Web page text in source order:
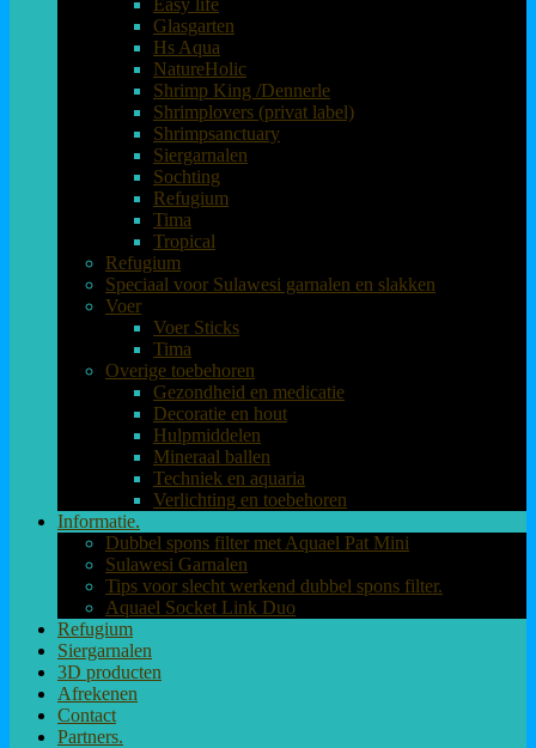
Easy life
Glasgarten
Hs Aqua
NatureHolic
Shrimp King /Dennerle
Shrimplovers (privat label)
Shrimpsanctuary
Siergarnalen
Sochting
Refugium
Tima
Tropical
Refugium
Speciaal voor Sulawesi garnalen en slakken
Voer
Voer Sticks
Tima
Overige toebehoren
Gezondheid en medicatie
Decoratie en hout
Hulpmiddelen
Mineraal ballen
Techniek en aquaria
Verlichting en toebehoren
Informatie.
Dubbel spons filter met Aquael Pat Mini
Sulawesi Garnalen
Tips voor slecht werkend dubbel spons filter.
Aquael Socket Link Duo
Refugium
Siergarnalen
3D producten
Afrekenen
Contact
Partners.